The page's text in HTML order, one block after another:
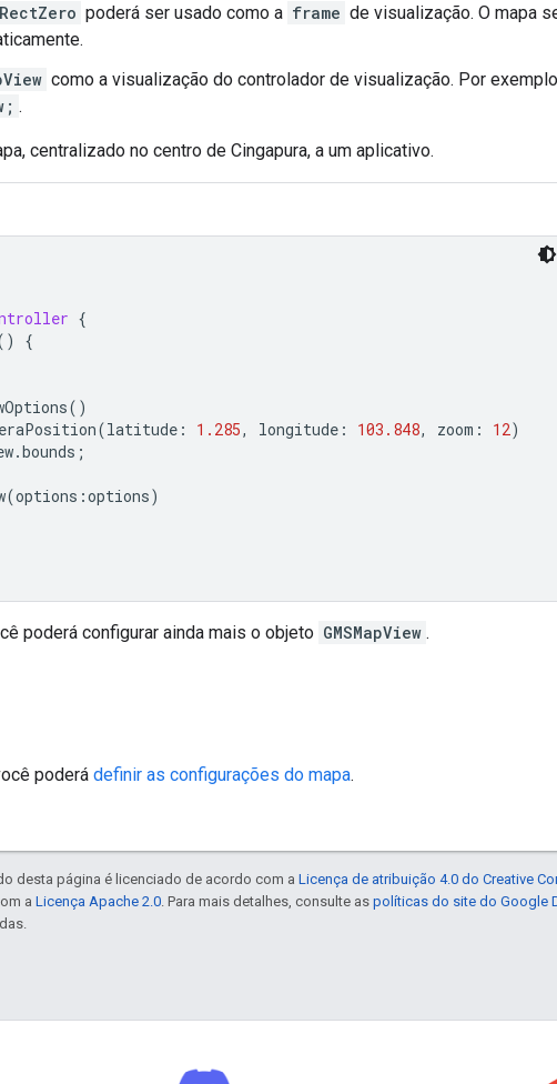
poderá ser usado como a frame de visualização. O mapa
como a visualização do controlador de visualização. Por
.
centralizado no centro de Cingapura, a um aplicativo.
{
{
()
(latitude : 1.285, longitude : 103.848, zoom : 12)
.bounds ;
(options :options)
poderá configurar ainda mais o objeto GMSMapView .
poderá definir as configurações do mapa.
desta página é licenciado de acordo com a Licença de atribuição 4.0 do Creative
a Licença Apache 2.0 . Para mais detalhes, consulte as políticas do site do Google